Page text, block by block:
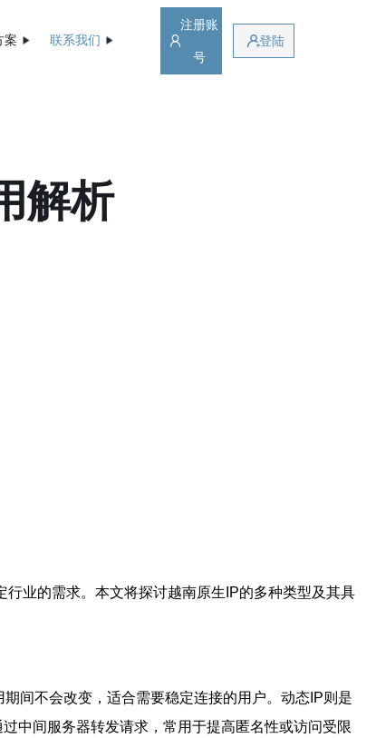
案 联系我们
注册账
号
登陆
解析
业的需求。本文将探讨越南原生IP的多种类型及其具
间不会改变，适合需要稳定连接的用户。动态IP则是
中间服务器转发请求，常用于提高匿名性或访问受限